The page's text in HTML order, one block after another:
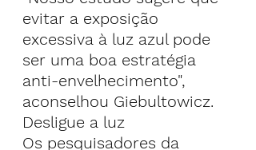
evitar a exposição
excessiva à luz azul pode
ser uma boa estratégia
anti-envelhecimento",
aconselhou Giebultowicz.
Desligue a luz
Os pesquisadores da